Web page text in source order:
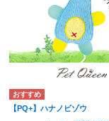
【PQ+】ハナノビゾウ